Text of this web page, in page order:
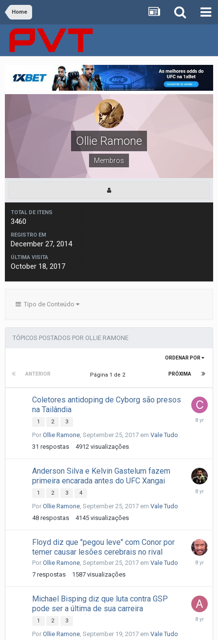
Home
Ollie Ramone
Membros
TOTAL DE ITENS
3460
REGISTRO EM
December 27, 2014
ÚLTIMA VISITA
October 18, 2017
Tipo de Conteúdo
TÓPICOS POSTADOS POR OLLIE RAMONE
ORDENAR POR
ANTERIOR PRÓXIMA
Página 1 de 2
Coletores antidoping de Cyborg são presos
na Tailândia
1 2 3
Por Ollie Ramone September 25, 2017 em Vale Tudo
31 respostas 4912 visualizações
Anderson Silva e Kelvin Gastelum fazem
primeira encarada antes do UFC Xangai
1 2 3 4
Por Ollie Ramone September 25, 2017 em Vale Tudo
48 respostas 4145 visualizações
Floyd diz que "pegou leve" com Conor por
temer causar lesões cerebrais no rival
Por Ollie Ramone September 25, 2017 em Vale Tudo
7 respostas 1587 visualizações
Michael Bisping diz que luta contra GSP
pode ser a última de sua carreira
1 2 3
Por Ollie Ramone September 19, 2017 em Vale Tudo